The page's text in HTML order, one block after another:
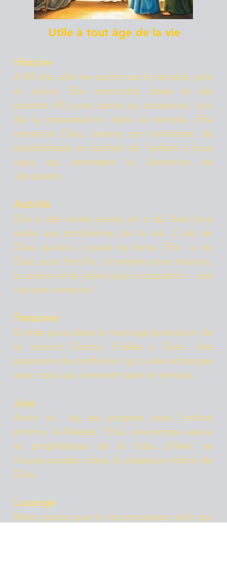
Utile à tout âge de la vie
Histoire
A 84 ans, elle ne quitte pas le temple, prie
et jeûne. Elle rencontre Jésus et ses
parents 40 jours après sa naissance, lors
de la présentation dans le temple. Elle
remercie Dieu, exerce son ministère de
prophétesse en parlant de l’enfant à tous
ceux qui attendent la libération de
Jérusalem.
Activité
Elle a été veuve jeune, et a dû faire face
seule aux problèmes de la vie. C’est en
Dieu qu’elle a puisé sa force. Elle a eu
Dieu pour famille, le temple pour maison,
la prière et le jeûne pour occupation : une
vie bien remplie !
Personne
Entrée pure dans le mariage (précision de
la version Darby). Fidèle à Dieu. Une
personne de confiance qui a des échanges
avec ceux qui viennent dans le temple.
Joie
Avoir vu de ses propres yeux l’enfant
promis, le Messie ! Elle, une simple veuve
et prophétesse de la tribu d’Aser, se
trouve soudain dans la présence même de
Dieu.
Louange
Merci parce que tu récompenses celle qui